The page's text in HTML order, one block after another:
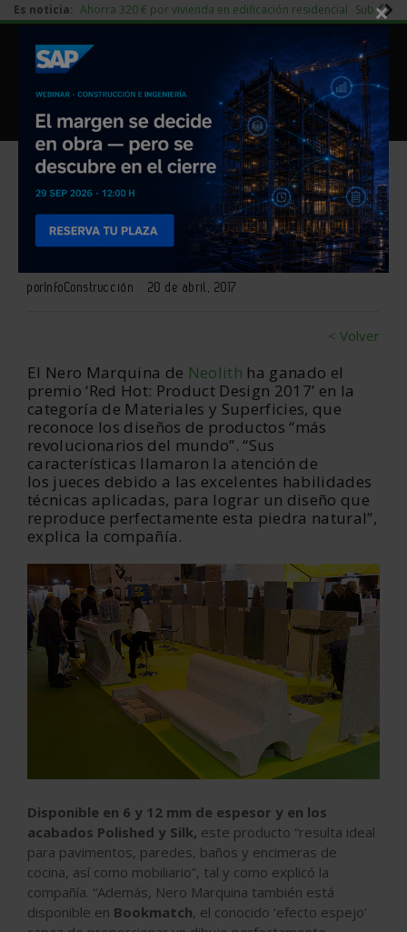
Es noticia: Ahorra 320 € por vivienda en edificación residencial Subida
Piedra Natural |
Redes Sociales
Es noticia
Registro
Nero Marquina de Neolith,
premio Red Hot 2017
porInfoConstrucción 20 de abril, 2017
< Volver
El Nero Marquina de Neolith ha ganado el
premio ‘Red Hot: Product Design 2017’ en la
categoría de Materiales y Superficies, que
reconoce los diseños de productos “más
revolucionarios del mundo”. “Sus
características llamaron la atención de
los jueces debido a las excelentes habilidades
técnicas aplicadas, para lograr un diseño que
reproduce perfectamente esta piedra natural”,
explica la compañía.
Disponible en 6 y 12 mm de espesor y en los
acabados Polished y Silk, este producto “resulta ideal
para pavimentos, paredes, baños y encimeras de
cocina, así como mobiliario”, tal y como explicó la
compañía. “Además, Nero Marquina también está
disponible en Bookmatch, el conocido ‘efecto espejo’
×